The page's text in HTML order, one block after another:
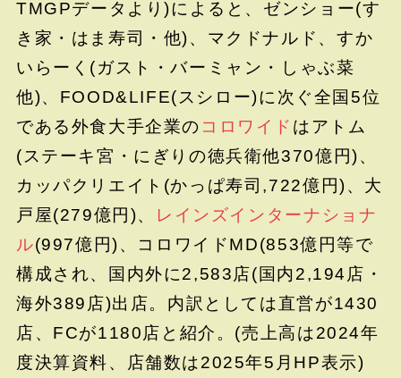
TMGPデータより)によると、ゼンショー(す
き家・はま寿司・他)、マクドナルド、すか
いらーく(ガスト・バーミャン・しゃぶ菜
他)、FOOD&LIFE(スシロー)に次ぐ全国5位
である外食大手企業の コロワイド はアトム
(ステーキ宮・にぎりの徳兵衛他370億円)、
カッパクリエイト(かっぱ寿司,722億円)、大
戸屋(279億円)、
レインズインターナショナ
ル(997億円)、コロワイドMD(853億円等で
構成され、国内外に2,583店(国内2,194店・
海外389店)出店。内訳としては直営が1430
店、FCが1180店と紹介。(売上高は2024年
度決算資料、店舗数は2025年5月HP表示)